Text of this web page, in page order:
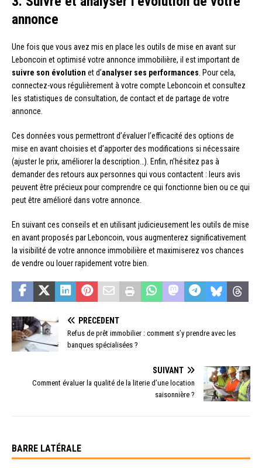
annonce
Une fois que vous avez mis en place les outils de mise en avant sur
Leboncoin et optimisé votre annonce immobilière, il est important de
suivre son évolution et d’analyser ses performances . Pour cela,
connectez-vous régulièrement à votre compte Leboncoin et consultez
les statistiques de consultation, de contact et de partage de votre
annonce.
Ces données vous permettront d’évaluer l’efficacité des options de
mise en avant choisies et d’apporter des modifications si nécessaire
(ajuster le prix, améliorer la description…). Enfin, n’hésitez pas à
demander des retours aux personnes qui vous contactent : leurs avis
peuvent être précieux pour comprendre ce qui fonctionne bien ou ce qui
peut être amélioré dans votre annonce.
En suivant ces conseils et en utilisant judicieusement les outils de mise
en avant proposés par Leboncoin, vous augmenterez significativement
la visibilité de votre annonce immobilière et maximiserez vos chances
de vendre ou louer rapidement votre bien.
PRÉCÉDENT
Refus de prêt immobilier : comment s’y prendre avec les
banques spécialisées ?
SUIVANT
Comment évaluer la qualité de la literie d’une location
saisonnière ?
BARRE LATÉRALE